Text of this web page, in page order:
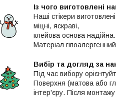
Із чого виготовлені
Наші стікери
міцні, яскраві,
клейова основа
Матеріал
Вибір та догляд за
Під час вибору
Поверхня (матова або
інтер'єру. Після